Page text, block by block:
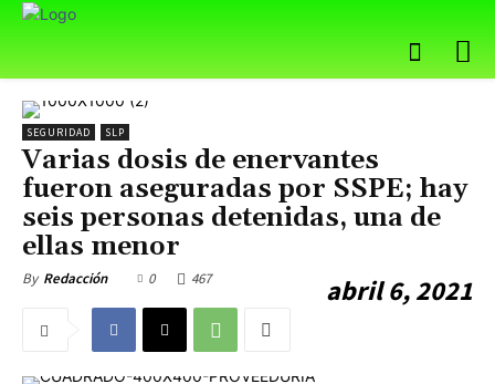
SEGURIDAD SLP
Varias dosis de enervantes
fueron aseguradas por SSPE; hay
seis personas detenidas, una de
ellas menor
By Redacción abril 6, 2021
0 467